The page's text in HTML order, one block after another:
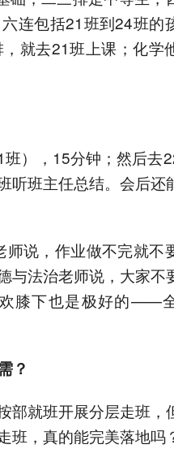
连包括21班到24班的
就去21班上课；化学
），15分钟；然后去
班主任总结。会后还
说，作业做不完就不
与法治老师说，大家不
膝下也是极好的——
？
部就班开展分层走班，
班，真的能完美落地吗